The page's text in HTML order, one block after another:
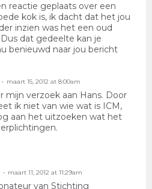
reactie geplaats over een
kok is, ik dacht dat het jou
inzien was het een oud
dat gedeelte kan je
benieuwd naar jou bericht
maart 15, 2012 at 8:00am
mijn verzoek aan Hans. Door
ik niet van wie wat is ICM,
aan het uitzoeken wat het
maart 11, 2012 at 11:29am
van Stichting